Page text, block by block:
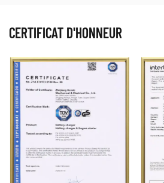
CERTIFICAT D'HONNEUR